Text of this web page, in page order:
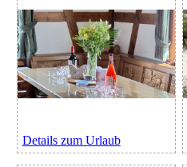
Details zum Urlaub